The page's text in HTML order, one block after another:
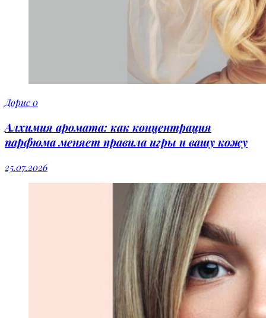
Дорис0
Алхимия аромата: как концентрация
парфюма меняет правила игры и вашу кожу
25.07.2026